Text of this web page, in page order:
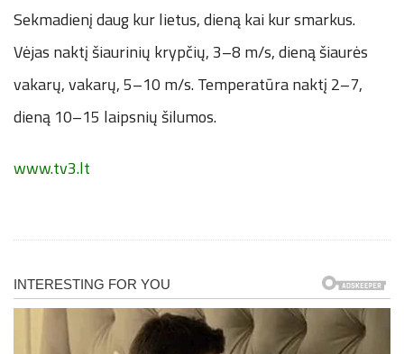
Sekmadienį daug kur lietus, dieną kai kur smarkus.
Vėjas naktį šiaurinių krypčių, 3–8 m/s, dieną šiaurės
vakarų, vakarų, 5–10 m/s. Temperatūra naktį 2–7,
dieną 10–15 laipsnių šilumos.
www.tv3.lt